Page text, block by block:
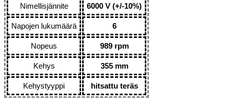
Nimellisjännite 6000 V (+/-10%)
Napojen lukumäärä 6
Nopeus 989 rpm
Kehys 355 mm
Kehystyyppi hitsattu teräs